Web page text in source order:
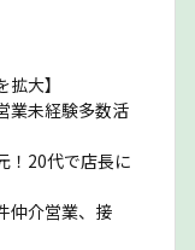
大】
業未経験多数活
！20代で店長に
仲介営業、接